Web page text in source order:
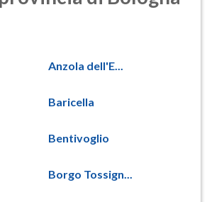
Anzola dell'E...
Baricella
Bentivoglio
Borgo Tossign...